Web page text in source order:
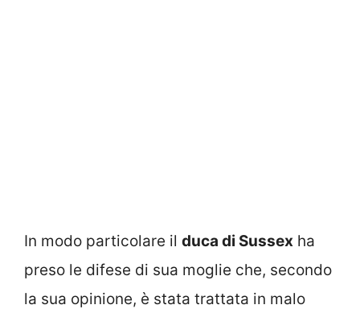
In modo particolare il duca di Sussex ha
preso le difese di sua moglie che, secondo
la sua opinione, è stata trattata in malo